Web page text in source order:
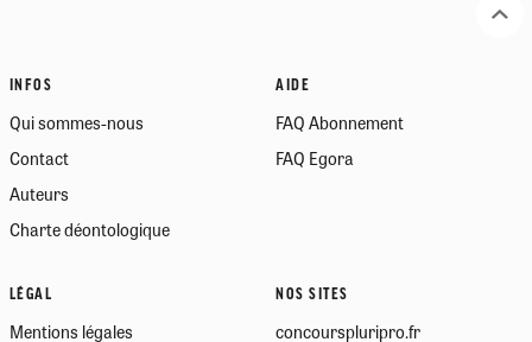
INFOS
Qui sommes-nous
Contact
Auteurs
Charte déontologique
AIDE
FAQ Abonnement
FAQ Egora
LÉGAL
Mentions légales
NOS SITES
concourspluripro.fr